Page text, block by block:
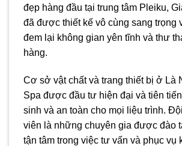
đẹp hàng đầu tại trung tâm Pleiku,
đã được thiết kế vô cùng sang trọng
đem lại không gian yên tĩnh và thư
hàng.
Cơ sở vật chất và trang thiết bị ở Là
Spa được đầu tư hiện đại và tiên
sinh và an toàn cho mọi liệu trình.
viên là những chuyên gia được đào
tận tâm trong việc tư vấn và phục vụ